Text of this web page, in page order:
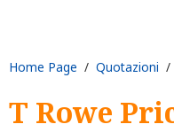
Home Page / Quotazioni /
T Rowe